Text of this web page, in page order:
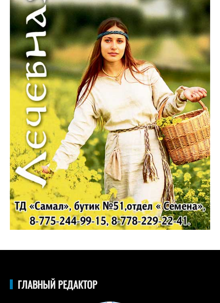
ГЛАВНЫЙ РЕДАКТОР